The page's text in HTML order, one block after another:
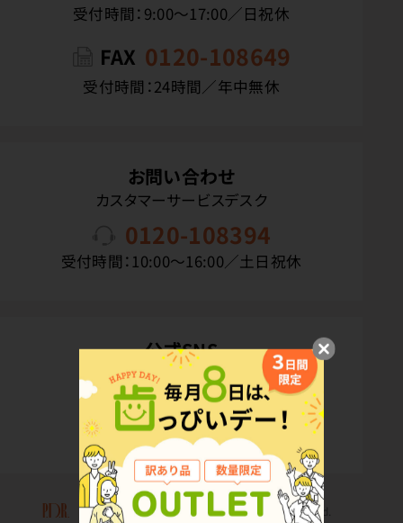
受付時間：9:00〜17:00／日祝休
FAX 0120-108649
受付時間：24時間／年中無休
お問い合わせ
カスタマーサービスデスク
0120-108394
受付時間：10:00〜16:00／土日祝休
公式SNS
Copyright(C) P.D.R. Co.,Ltd. All Rights Reserved.